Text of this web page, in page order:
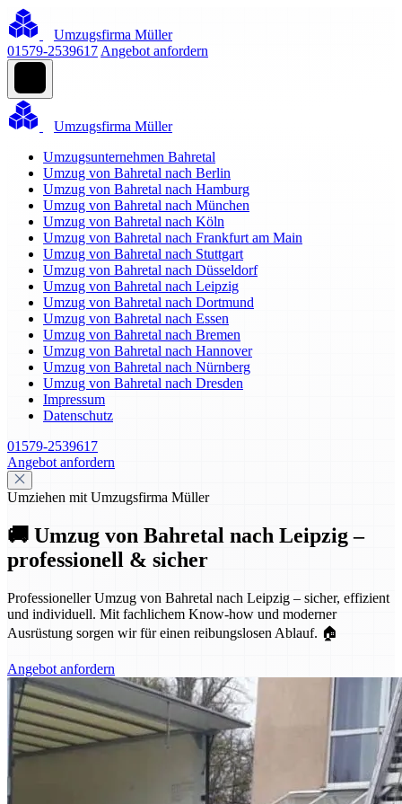
Umzugsfirma Müller
01579-2539617 Angebot anfordern
Umzugsfirma Müller
Umzugsunternehmen Bahretal
Umzug von Bahretal nach Berlin
Umzug von Bahretal nach Hamburg
Umzug von Bahretal nach München
Umzug von Bahretal nach Köln
Umzug von Bahretal nach Frankfurt am Main
Umzug von Bahretal nach Stuttgart
Umzug von Bahretal nach Düsseldorf
Umzug von Bahretal nach Leipzig
Umzug von Bahretal nach Dortmund
Umzug von Bahretal nach Essen
Umzug von Bahretal nach Bremen
Umzug von Bahretal nach Hannover
Umzug von Bahretal nach Nürnberg
Umzug von Bahretal nach Dresden
Impressum
Datenschutz
01579-2539617
Angebot anfordern
Umziehen mit Umzugsfirma Müller
🚚 Umzug von Bahretal nach Leipzig –
professionell & sicher
Professioneller Umzug von Bahretal nach Leipzig – sicher, effizient
und individuell. Mit fachlichem Know-how und moderner
Ausrüstung sorgen wir für einen reibungslosen Ablauf. 🏠
Angebot anfordern